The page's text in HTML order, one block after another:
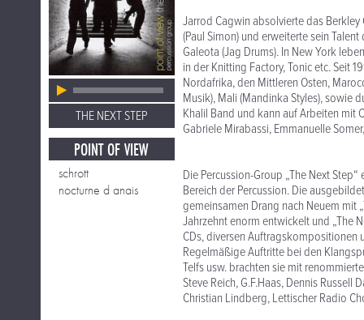
THE NEXT STEP
POINT OF VIEW
schrott
nocturne d anais
Jarrod Cagwin absolvierte das
(Paul Simon) und erweiterte sein
Galeota (Jag Drums). In New York
in der Knitting Factory, Tonic etc. Seit
Nordafrika, den Mittleren Osten,
Musik), Mali (Mandinka Styles), sowie
Khalil Band und kann auf Arbeiten mit
Gabriele Mirabassi, Emmanuelle
Die Percussion-Group „The Next
Bereich der Percussion. Die
gemeinsamen Drang nach Neuem mit
Jahrzehnt enorm entwickelt und „The
CDs, diversen Auftragskompositionen
Regelmäßige Auftritte bei den
Telfs usw. brachten sie mit
Steve Reich, G.F.Haas, Dennis Russell
Christian Lindberg, Lettischer Radio